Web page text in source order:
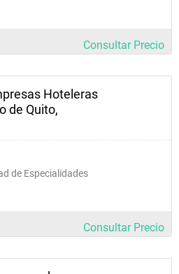
Consultar Precio
Hoteleras
de Quito,
de Especialidades
Consultar Precio